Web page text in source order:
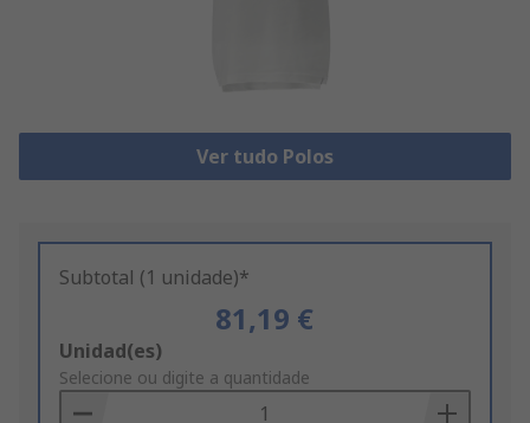
Ver tudo Polos
Subtotal (1 unidade)*
81,19 €
Add
to
Basket
Unidad(es)
Selecione ou digite a quantidade